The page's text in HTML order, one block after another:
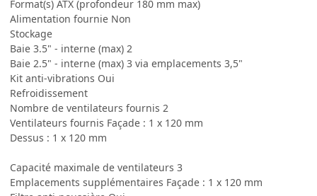
Format(s) ATX (profondeur 180 mm max)
Alimentation fournie Non
Stockage
Baie 3.5" - interne (max) 2
Baie 2.5" - interne (max) 3 via emplacements 3,5"
Kit anti-vibrations Oui
Refroidissement
Nombre de ventilateurs fournis 2
Ventilateurs fournis Façade : 1 x 120 mm
Dessus : 1 x 120 mm
Capacité maximale de ventilateurs 3
Emplacements supplémentaires Façade : 1 x 120 mm